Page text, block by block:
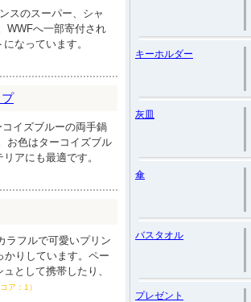
スのスーパー、シャ
WWFへ一部寄付され
なっています。
イズブルーの両手鍋
お色はターコイズブル
アにも最適です。
ラフルで可愛いプリン
かりしています。ペー
として携帯したり、
コア：1）
キーホルダー
灰皿
傘
バスタオル
プレゼント